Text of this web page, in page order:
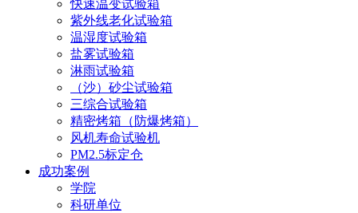
快速温变试验箱
紫外线老化试验箱
温湿度试验箱
盐雾试验箱
淋雨试验箱
（沙）砂尘试验箱
三综合试验箱
精密烤箱（防爆烤箱）
风机寿命试验机
PM2.5标定仓
成功案例
学院
科研单位